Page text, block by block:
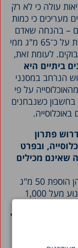
עולה כי לא רק
מעריכים כי כמות
– בהנחה שאדם
שותה כשני ליטרים של מים ביום – עומדת על כ־65 מ"ג ממי
ביתיים היא
הנרחב במסנני
מים ביתיים בישראל, העומד על כ־46% מהאוכלוסייה על פי
כשנבחנים
פתרון
ובפרט
שאינם מכילים
החוקרים מציגים הערכות כלכליות שלפיהן הוספת 50 מ"ג
מגנזיום לצריכה של אדם ליום עשויה למנוע מעל 1,000
בחיסכון שנתי של